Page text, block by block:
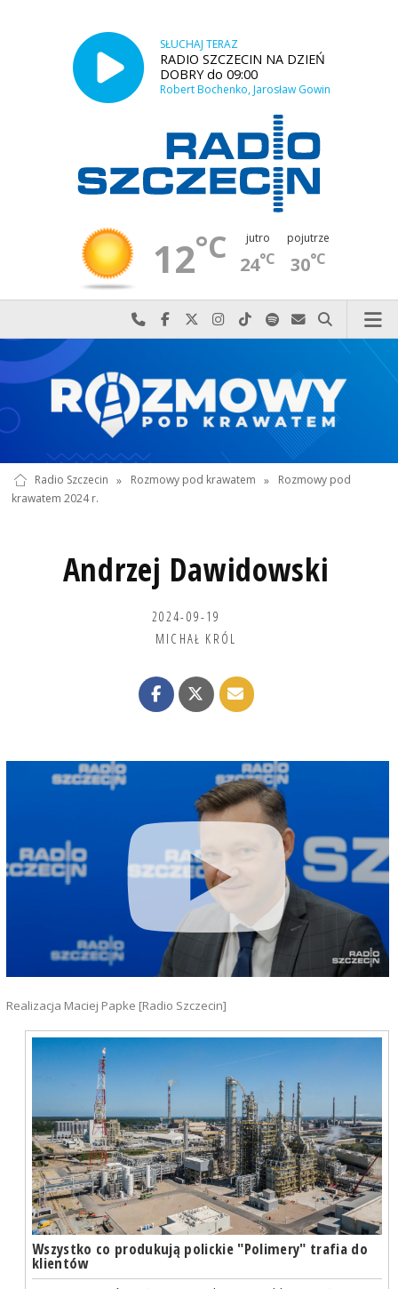
SŁUCHAJ TERAZ
RADIO SZCZECIN NA DZIEŃ
DOBRY do 09:00
Robert Bochenko, Jarosław Gowin
12°C jutro
24°C
pojutrze
30°C
Najlepiej po prostu do nas zadzwoń
Odwiedź nas na Facebook-u
Odwiedź nas na X
Odwiedź nas na Instagram-ie
Odwiedź nas na TikTok-u
Szukaj nas na Spotify
Wyślij do nas
Szukaj
Radio Szczecin » Rozmowy pod krawatem »
Rozmowy pod
krawatem 2024 r.
Andrzej Dawidowski
2024-09-19
MICHAŁ KRÓL
Realizacja Maciej Papke [Radio Szczecin]
Wszystko co produkują polickie "Polimery" trafia do
klientów